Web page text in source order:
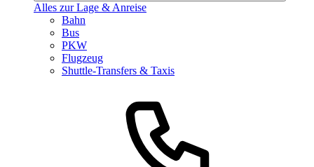
Alles zur Lage & Anreise
Bahn
Bus
PKW
Flugzeug
Shuttle-Transfers & Taxis